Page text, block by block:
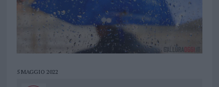
5 MAGGIO 2022